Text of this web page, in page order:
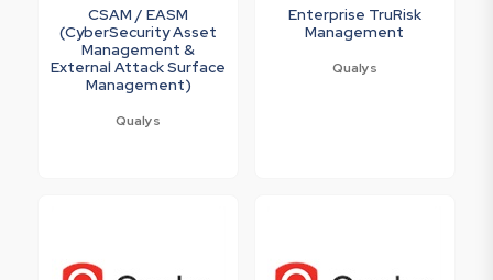
CSAM / EASM
(CyberSecurity Asset
Management &
External Attack Surface
Management)
Qualys
Enterprise TruRisk
Management
Qualys